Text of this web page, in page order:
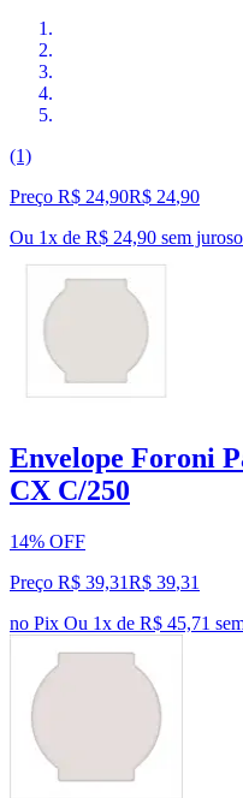
(1)
Preço R$ 24,90R$ 24,90
Ou 1x de R$ 24,90 sem juros
Envelope Foroni
CX C/250
14% OFF
Preço R$ 39,31R$ 39,31
no Pix Ou 1x de R$ 45,71